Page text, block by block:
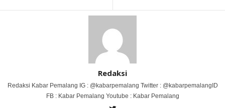
Redaksi
Redaksi Kabar Pemalang IG : @kabarpemalang Twitter : @kabarpemalangID
FB : Kabar Pemalang Youtube : Kabar Pemalang